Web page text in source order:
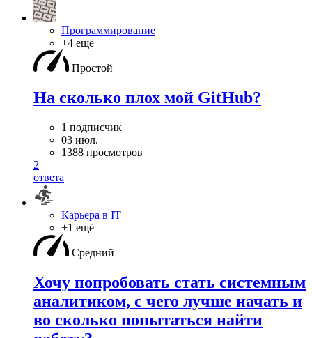
Программирование
+4 ещё
Простой
На сколько плох мой GitHub?
1 подписчик
03 июл.
1388 просмотров
2
ответа
Карьера в IT
+1 ещё
Средний
Хочу попробовать стать системным
аналитиком, с чего лучше начать и
во сколько попытаться найти